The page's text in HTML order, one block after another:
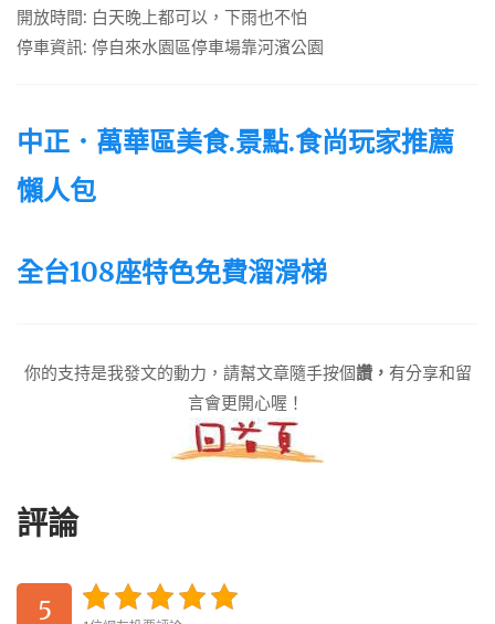
開放時間: 白天晚上都可以，下雨也不怕
停車資訊: 停自來水園區停車場靠河濱公園
中正．萬華區美食.景點.食尚玩家推薦
懶人包
全台108座特色免費溜滑梯
你的支持是我發文的動力，請幫文章隨手按個讚， 有分享和留
言會更開心喔！
評論
5